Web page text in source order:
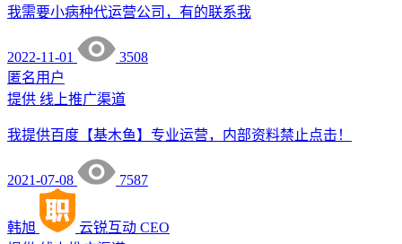
我需要小病种代运营公司，有的联系我
2022-11-01
3508
匿名用户
提供 线上推广渠道
我提供百度【基木鱼】专业运营，内部资料禁止点击！
2021-07-08 7587
韩旭 云锐互动 CEO